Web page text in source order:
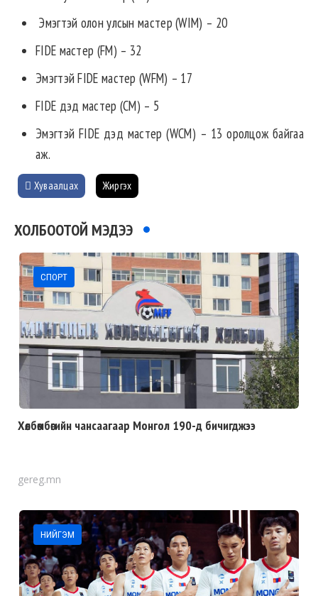
Эмэгтэй олон улсын мастер (WIM) – 20
FIDE мастер (FM) – 32
Эмэгтэй FIDE мастер (WFM) – 17
FIDE дэд мастер (CM) – 5
Эмэгтэй FIDE дэд мастер (WCM) – 13 оролцож байгаа
аж.
Хуваалцах Жиргэх
ХОЛБООТОЙ МЭДЭЭ
СПОРТ
Хөлбөмбөгийн чансаагаар Монгол 190-д бичигджээ
gereg.mn
НИЙГЭМ